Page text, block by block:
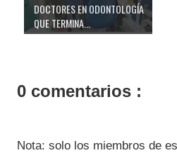
DOCTORES EN ODONTOLOGÍA
QUE TERMINA...
0 comentarios :
Nota: solo los miembros de